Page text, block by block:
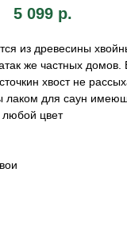
5 099 р.
из древесины
же частных домов.
хвост не
лаком для саун
цвет